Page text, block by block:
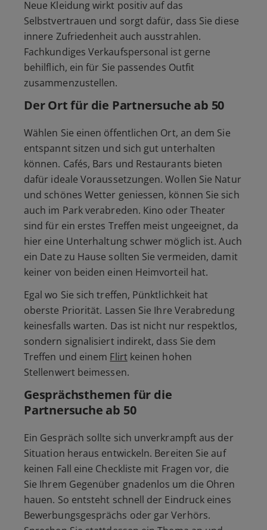
Neue Kleidung wirkt positiv auf das
Selbstvertrauen und sorgt dafür, dass Sie diese
innere Zufriedenheit auch ausstrahlen.
Fachkundiges Verkaufspersonal ist gerne
behilflich, ein für Sie passendes Outfit
zusammenzustellen.
Der Ort für die Partnersuche ab 50
Wählen Sie einen öffentlichen Ort, an dem Sie
entspannt sitzen und sich gut unterhalten
können. Cafés, Bars und Restaurants bieten
dafür ideale Voraussetzungen. Wollen Sie Natur
und schönes Wetter geniessen, können Sie sich
auch im Park verabreden. Kino oder Theater
sind für ein erstes Treffen meist ungeeignet, da
hier eine Unterhaltung schwer möglich ist. Auch
ein Date zu Hause sollten Sie vermeiden, damit
keiner von beiden einen Heimvorteil hat.
Egal wo Sie sich treffen, Pünktlichkeit hat
oberste Priorität. Lassen Sie Ihre Verabredung
keinesfalls warten. Das ist nicht nur respektlos,
sondern signalisiert indirekt, dass Sie dem
Treffen und einem Flirtkeinen hohen
Stellenwert beimessen.
Gesprächsthemen für die
Partnersuche ab 50
Ein Gespräch sollte sich unverkrampft aus der
Situation heraus entwickeln. Bereiten Sie auf
keinen Fall eine Checkliste mit Fragen vor, die
Sie Ihrem Gegenüber gnadenlos um die Ohren
hauen. So entsteht schnell der Eindruck eines
Bewerbungsgesprächs oder gar Verhörs.